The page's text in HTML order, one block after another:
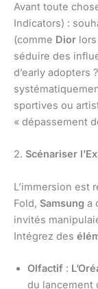
Avant toute
Indicators) :
(comme Dior
séduire des
d’early adopters
sportives ou
« dépassement
2. Scénariser
L’immersion est
Fold, Samsung a
invités
Intégrez des
Olfactif :
du lancement